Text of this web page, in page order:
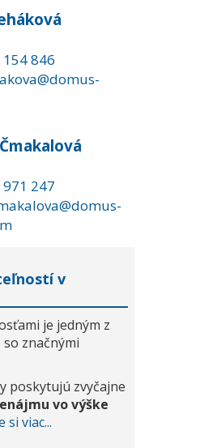
846
247
v
je jedným z
značnými
poskytujú zvyčajne
vo výške
si viac...